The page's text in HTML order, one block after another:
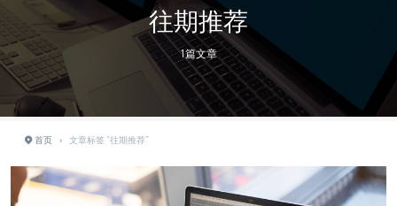
往期推荐
1篇文章
首页 › 文章标签 "往期推荐"